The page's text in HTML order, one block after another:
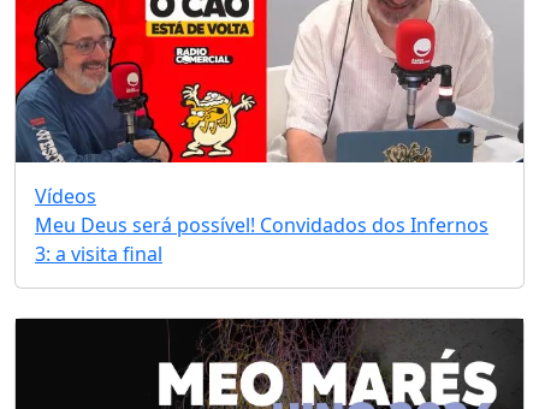
Vídeos
Meu Deus será possível! Convidados dos Infernos
3: a visita final